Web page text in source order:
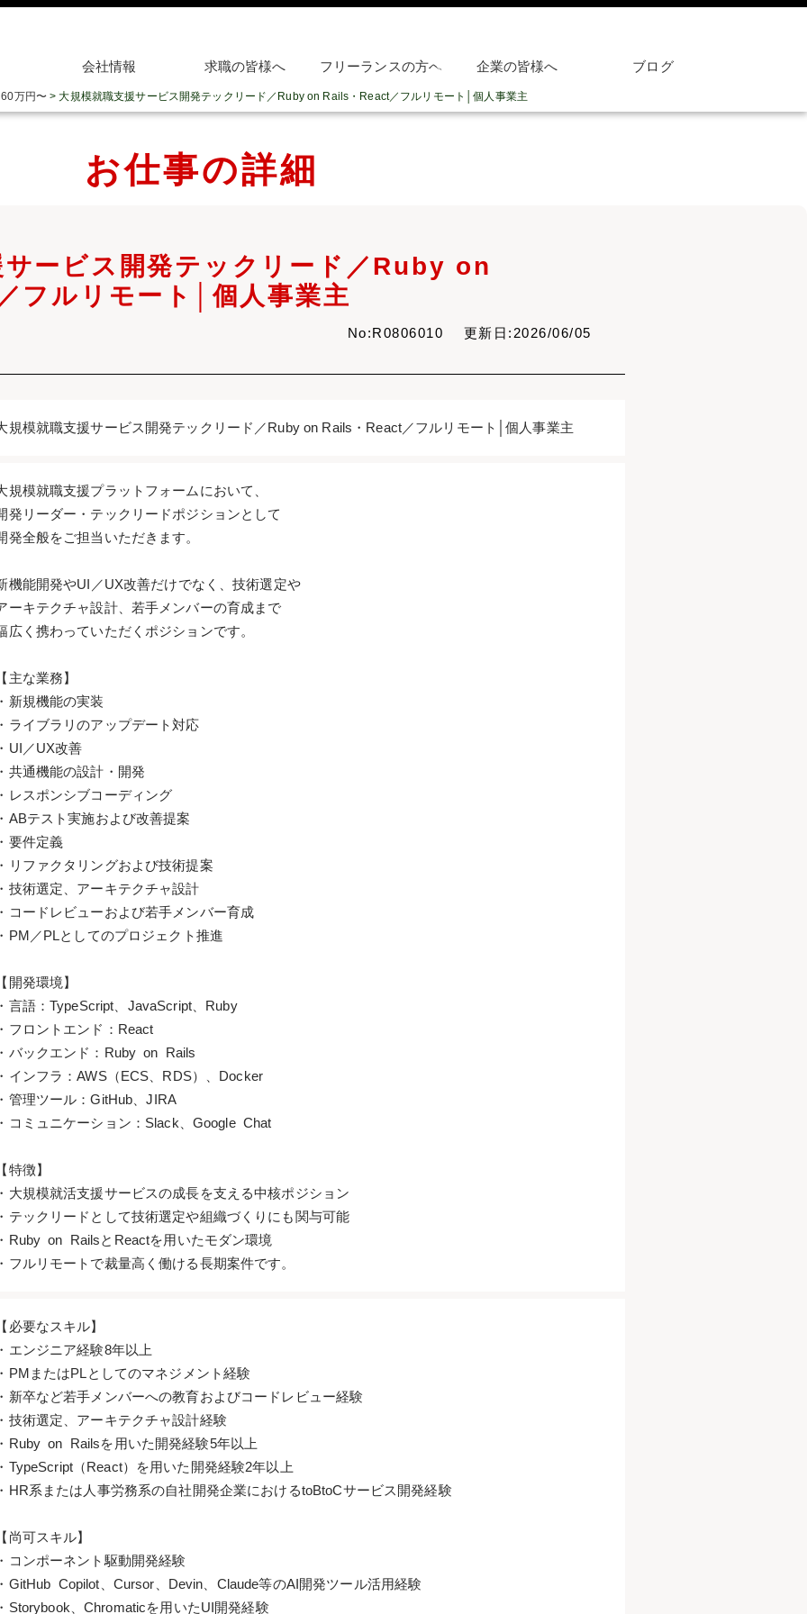
会社情報 求職の皆様へ フリーランスの方へ 企業の皆様へ ブログ
60万円〜>大規模就職支援サービス開発テックリード／Ruby on Rails・React／フルリモート│個人事業主
お仕事の詳細
サービス開発テックリード／Ruby on
フルリモート│個人事業主
No:R0806010 更新日:2026/06/05
規模就職支援サービス開発テックリード／Ruby on Rails・React／フルリモート│個人事業主
規模就職支援プラットフォームにおいて、
発リーダー・テックリードポジションとして
発全般をご担当いただきます。
機能開発やUI／UX改善だけでなく、技術選定や
ーキテクチャ設計、若手メンバーの育成まで
広く携わっていただくポジションです。
主な業務】
新規機能の実装
ライブラリのアップデート対応
UI／UX改善
共通機能の設計・開発
レスポンシブコーディング
ABテスト実施および改善提案
要件定義
リファクタリングおよび技術提案
技術選定、アーキテクチャ設計
コードレビューおよび若手メンバー育成
PM／PLとしてのプロジェクト推進
開発環境】
言語：TypeScript、JavaScript、Ruby
フロントエンド：React
バックエンド：Ruby on Rails
インフラ：AWS（ECS、RDS）、Docker
管理ツール：GitHub、JIRA
コミュニケーション：Slack、Google Chat
特徴】
大規模就活支援サービスの成長を支える中核ポジション
テックリードとして技術選定や組織づくりにも関与可能
Ruby on RailsとReactを用いたモダン環境
フルリモートで裁量高く働ける長期案件です。
必要なスキル】
エンジニア経験8年以上
PMまたはPLとしてのマネジメント経験
新卒など若手メンバーへの教育およびコードレビュー経験
技術選定、アーキテクチャ設計経験
Ruby on Railsを用いた開発経験5年以上
TypeScript（React）を用いた開発経験2年以上
HR系または人事労務系の自社開発企業におけるtoBtoCサービス開発経験
尚可スキル】
コンポーネント駆動開発経験
GitHub Copilot、Cursor、Devin、Claude等のAI開発ツール活用経験
Storybook、Chromaticを用いたUI開発経験